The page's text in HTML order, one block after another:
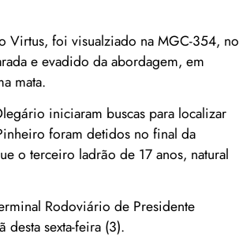
Virtus, foi visualziado na MGC-354, no
e evadido da abordagem, em
mata.
iniciaram buscas para localizar
foram detidos no final da
o terceiro ladrão de 17 anos, natural
Rodoviário de Presidente
sexta-feira (3).